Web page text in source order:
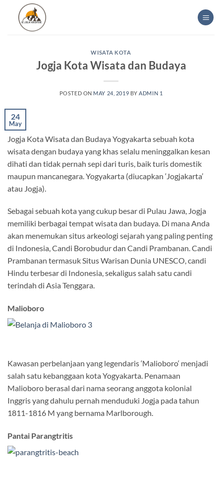
content
WISATA KOTA
Jogja Kota Wisata dan Budaya
POSTED ON MAY 24, 2019 BY ADMIN 1
24
May
Jogja Kota Wisata dan Budaya Yogyakarta sebuah kota
wisata dengan budaya yang khas selalu meninggalkan kesan
dihati dan tidak pernah sepi dari turis, baik turis domestik
maupun mancanegara. Yogyakarta (diucapkan ‘Jogjakarta’
atau Jogja).
Sebagai sebuah kota yang cukup besar di Pulau Jawa, Jogja
memiliki berbagai tempat wisata dan budaya. Di mana Anda
akan menemukan situs arkeologi sejarah yang paling penting
di Indonesia, Candi Borobudur dan Candi Prambanan. Candi
Prambanan termasuk Situs Warisan Dunia UNESCO, candi
Hindu terbesar di Indonesia, sekaligus salah satu candi
terindah di Asia Tenggara.
Malioboro
Kawasan perbelanjaan yang legendaris ‘Malioboro‘ menjadi
salah satu kebanggaan kota Yogyakarta. Penamaan
Malioboro berasal dari nama seorang anggota kolonial
Inggris yang dahulu pernah menduduki Jogja pada tahun
1811-1816 M yang bernama Marlborough.
Pantai Parangtritis